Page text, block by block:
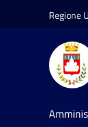
Regione